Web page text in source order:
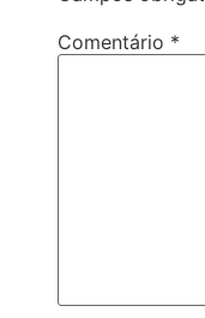
Comentário *